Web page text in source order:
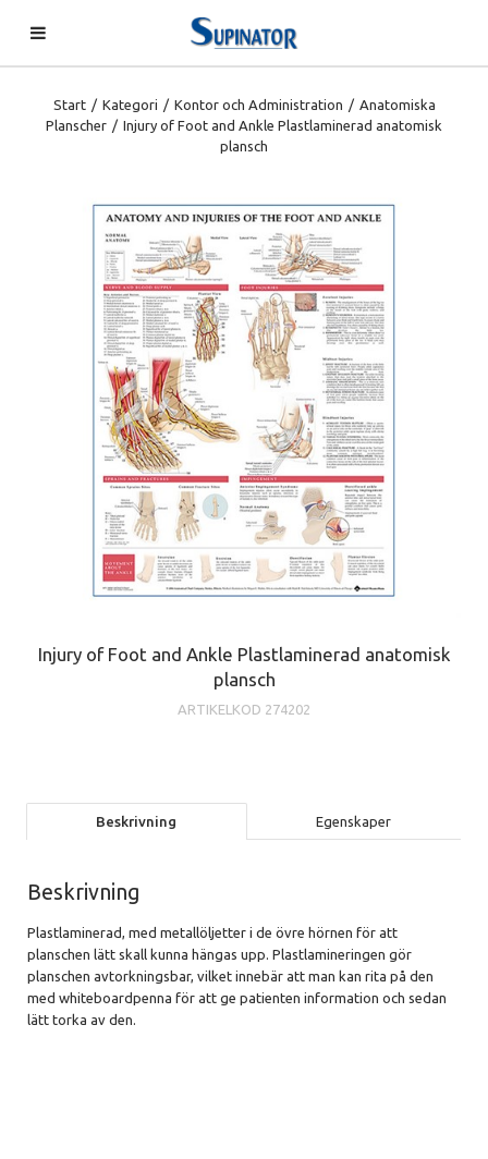
Start / Kategori / Kontor och Administration / Anatomiska
Planscher / Injury of Foot and Ankle Plastlaminerad anatomisk
plansch
Injury of Foot and Ankle Plastlaminerad anatomisk
plansch
ARTIKELKOD 274202
Beskrivning Egenskaper
Beskrivning
Plastlaminerad, med metallöljetter i de övre hörnen för att
planschen lätt skall kunna hängas upp. Plastlamineringen gör
planschen avtorkningsbar, vilket innebär att man kan rita på den
med whiteboardpenna för att ge patienten information och sedan
lätt torka av den.